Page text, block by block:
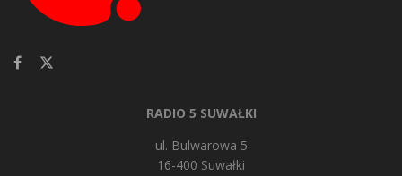
RADIO 5 SUWAŁKI
ul. Bulwarowa 5
16-400 Suwałki